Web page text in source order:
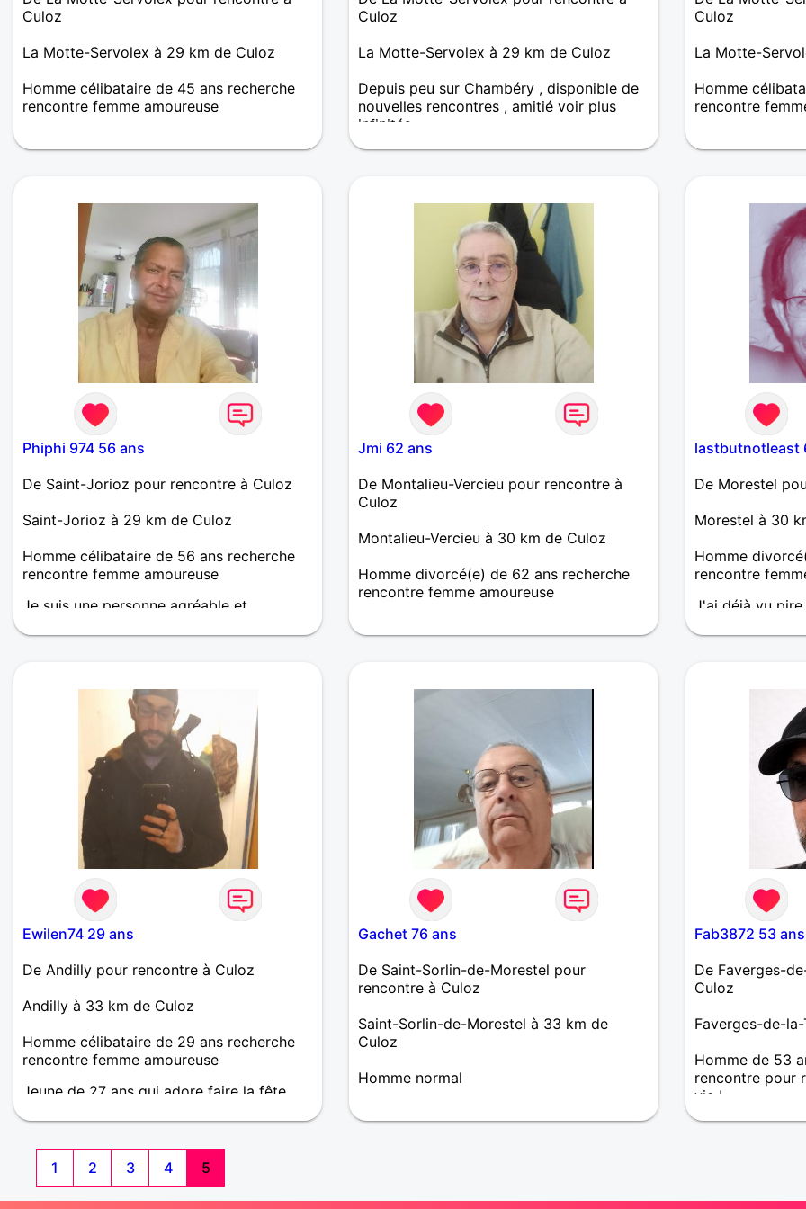
Culoz
La Motte-Servolex à 29 km de Culoz
Homme célibataire de 45 ans recherche
rencontre femme amoureuse
j'aime autant les activités sportives et la
regarde des animes. Le matin je travaille
en grande distrib et l'après midi je suis
illustrateur freelance (en tentative de
reconversion!).
Culoz
La Motte-Servolex à 29 km de Culoz
Depuis peu sur Chambéry , disponible de
nouvelles rencontres , amitié voir plus
infinités
Culoz
La Motte-
Homme
rencontre
transgresseur
vies
passionnantes
d'échecs (de
& 49 années
réciproque, ma
cadette a
générosité,
séparation ! ...
ème livre et
recherche
Pour info
biblio) :
Hauts-De-
ass. des
Phiphi 974 56 ans
De Saint-Jorioz pour rencontre à Culoz
Saint-Jorioz à 29 km de Culoz
Homme célibataire de 56 ans recherche
rencontre femme amoureuse
Je suis une personne agréable et
recherche une belle relation sérieuse et
Jmi 62 ans
De Montalieu-Vercieu pour rencontre à
Culoz
Montalieu-Vercieu à 30 km de Culoz
Homme divorcé(e) de 62 ans recherche
rencontre femme amoureuse
rompre ma solitude
lastbutnotleast
De Morestel
Morestel à 30
Homme
rencontre
J'ai déjà vu
et plus ceci et
(dans la tête
Ewilen74 29 ans
De Andilly pour rencontre à Culoz
Andilly à 33 km de Culoz
Homme célibataire de 29 ans recherche
rencontre femme amoureuse
Jeune de 27 ans qui adore faire la fête
Gachet 76 ans
De Saint-Sorlin-de-Morestel pour
rencontre à Culoz
Saint-Sorlin-de-Morestel à 33 km de
Culoz
Homme normal
Fab3872 53 ans
De Faverges-
Culoz
Faverges-de-
Homme de 53
rencontre pour
vie !
1 2 3 4 5